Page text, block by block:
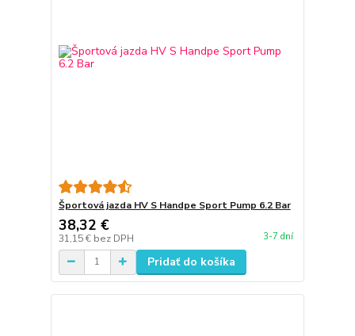
Športová jazda HV S Handpe Sport Pump 6.2 Bar
38,32 €
31,15 € bez DPH 3-7 dní
Pridať do košíka